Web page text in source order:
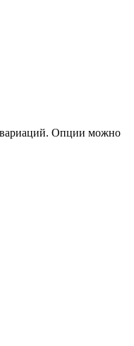
вариаций. Опции можно